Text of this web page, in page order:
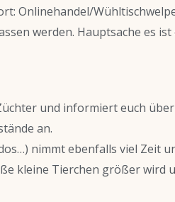
Onlinehandel/
werden. Hauptsache es
und informiert euch
an.
nimmt ebenfalls viel Zeit
kleine Tierchen größer wird